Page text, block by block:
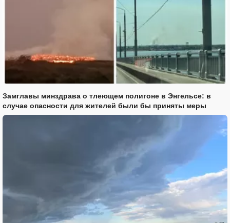
Замглавы минздрава о тлеющем полигоне в Энгельсе: в
случае опасности для жителей были бы приняты меры